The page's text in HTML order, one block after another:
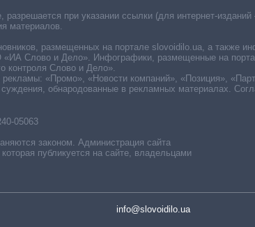
05063
законом. Администрация сайта
публикуется на сайте, владельцами
info@slovoidilo.ua
при указании ссылки (для интернет-
материалов.
размещенных на портале slovoidilo.ua, а также
Слово и Дело». Инфографики, размещенные на
контроля Слово и Дело».
«Промо», «Новости компаний», «Позиция»,
обнародованные в рекламных материалах.